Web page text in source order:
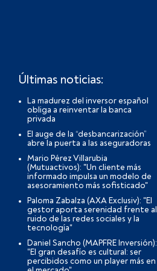
Últimas noticias:
La madurez del inversor español
obliga a reinventar la banca
privada
El auge de la “desbancarización”
abre la puerta a las aseguradoras
Mario Pérez Villarubia
(Mutuactivos): "Un cliente más
informado impulsa un modelo de
asesoramiento más sofisticado"
Paloma Zabalza (AXA Exclusiv): "El
gestor aporta serenidad frente al
ruido de las redes sociales y la
tecnología"
Daniel Sancho (MAPFRE Inversión):
"El gran desafío es cultural: ser
percibidos como un player más en